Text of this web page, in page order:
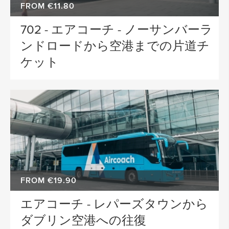
FROM €11.80
702 - エアコーチ - ノーサンバーラ
ンドロードから空港までの片道チ
ケット
FROM €19.90
エアコーチ - レパーズタウンから
ダブリン空港への往復